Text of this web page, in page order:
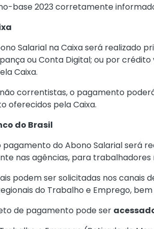
base 2023 corretamente
Salarial na Caixa será realizado
ou Conta Digital; ou por
Caixa.
correntistas, o pagamento
oferecidos pela Caixa.
do Brasil
pagamento do Abono Salarial
nas agências, para
podem ser solicitadas nos canais
do Trabalho e Emprego,
de pagamento pode ser